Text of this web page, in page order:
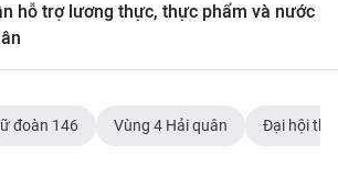
hỗ trợ lương thực, thực phẩm và nước
đoàn 146 Vùng 4 Hải quân Đại hội thi